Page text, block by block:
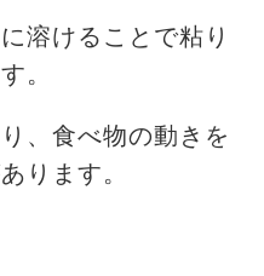
溶けることで粘り
。
、食べ物の動きを
ります。